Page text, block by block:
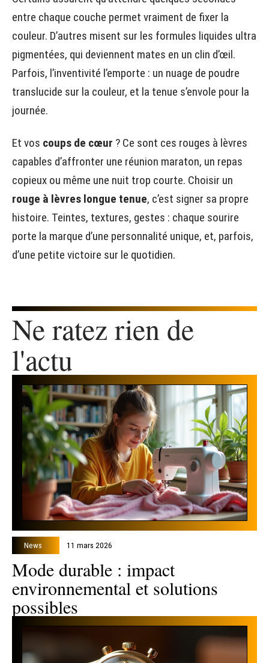
entre chaque couche permet vraiment de fixer la
couleur. D’autres misent sur les formules liquides ultra
pigmentées, qui deviennent mates en un clin d’œil.
Parfois, l’inventivité l’emporte : un nuage de poudre
translucide sur la couleur, et la tenue s’envole pour la
journée.
Et vos coups de cœur ? Ce sont ces rouges à lèvres
capables d’affronter une réunion maraton, un repas
copieux ou même une nuit trop courte. Choisir un
rouge à lèvres longue tenue, c’est signer sa propre
histoire. Teintes, textures, gestes : chaque sourire
porte la marque d’une personnalité unique, et, parfois,
d’une petite victoire sur le quotidien.
Ne ratez rien de
l'actu
News 11 mars 2026
Mode durable : impact
environnemental et solutions
possibles